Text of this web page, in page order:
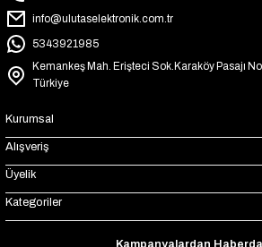
info@ulutaselektronik.com.tr
5343921985
Kemankeş Mah. Erişteci Sok.Karaköy Pasajı
Türkiye
Kurumsal
Alışveriş
Üyelik
Kategoriler